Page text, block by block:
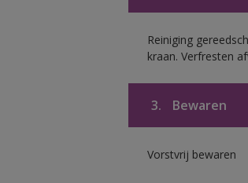
Reiniging
kraan. Verfresten
3. Bewaren
Vorstvrij bewaren